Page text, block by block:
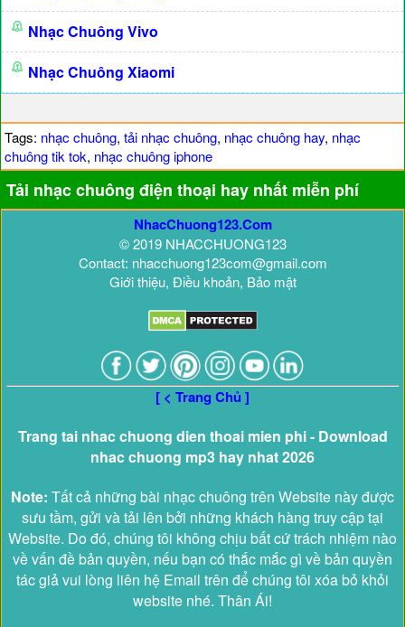
Nhạc Chuông Vivo
Nhạc Chuông Xiaomi
Tags: nhạc chuông, tải nhạc chuông, nhạc chuông hay, nhạc
chuông tik tok, nhạc chuông iphone
Tải nhạc chuông điện thoại hay nhất miễn phí
NhacChuong123.Com
© 2019 NHACCHUONG123
Contact: nhacchuong123com@gmail.com
Giới thiệu, Điều khoản, Bảo mật
[ < Trang Chủ ]
Trang tai nhac chuong dien thoai mien phi - Download
nhac chuong mp3 hay nhat 2026
Note: Tất cả những bài nhạc chuông trên Website này được
sưu tầm, gửi và tải lên bởi những khách hàng truy cập tại
Website. Do đó, chúng tôi không chịu bất cứ trách nhiệm nào
về vấn đề bản quyền, nếu bạn có thắc mắc gì về bản quyền
tác giả vui lòng liên hệ Email trên để chúng tôi xóa bỏ khỏi
website nhé. Thân Ái!